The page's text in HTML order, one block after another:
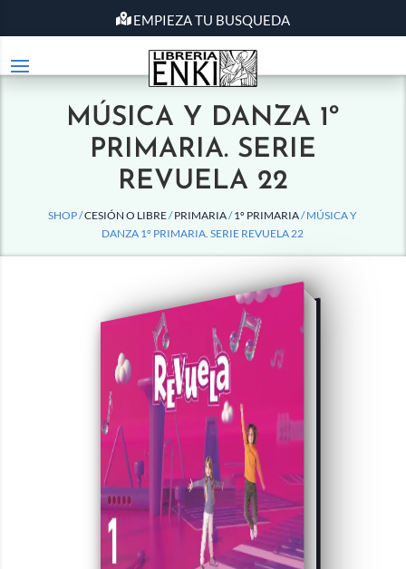
EMPIEZA TU BUSQUEDA
MÚSICA Y DANZA 1º
PRIMARIA. SERIE
REVUELA 22
SHOP /CESIÓN O LIBRE/PRIMARIA/1º PRIMARIA/ MÚSICA Y
DANZA 1º PRIMARIA. SERIE REVUELA 22